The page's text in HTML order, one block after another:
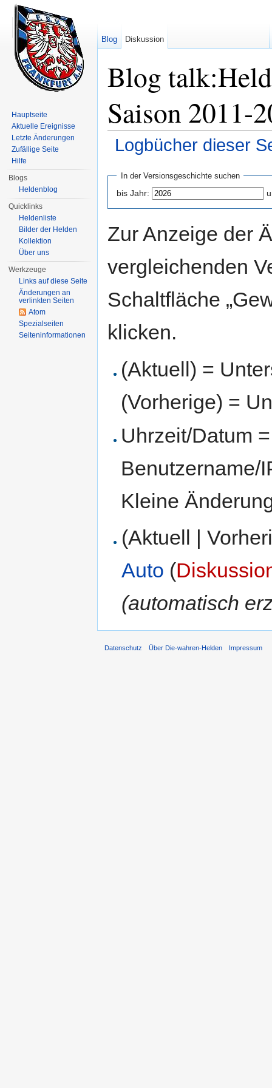
Blog
Saison 2011-
Logbücher dieser
In der Versionsgeschichte suchen
bis Jahr:
Zur Anzeige der
vergleichenden
Schaltfläche
klicken.
(Aktuell) =
(Vorherige) =
Uhrzeit/Datum
Benutzername/
Kleine
(Aktuell |
Auto (
(automatisch
Blog Diskussion
Hauptseite
Aktuelle Ereignisse
Letzte Änderungen
Zufällige Seite
Hilfe
Blogs
Heldenblog
Quicklinks
Heldenliste
Bilder der Helden
Kollektion
Über uns
Werkzeuge
Links auf diese Seite
Änderungen an
verlinkten Seiten
Atom
Spezialseiten
Seiten­informationen
Datenschutz Über Die-wahren-Helden Impressum